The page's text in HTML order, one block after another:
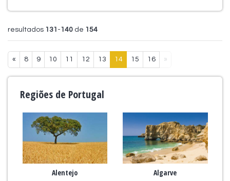
resultados 131 - 140 de 154
« 8 9 10 11 12 13 14 15 16 »
Regiões de Portugal
Alentejo Algarve